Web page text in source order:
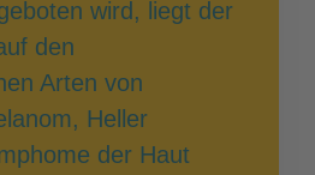
wird, liegt der
den
Arten von
Heller
der Haut